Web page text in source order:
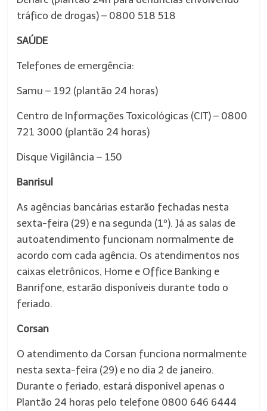
tráfico de drogas) – 0800 518 518
SAÚDE
Telefones de emergência:
Samu – 192 (plantão 24 horas)
Centro de Informações Toxicológicas (CIT) – 0800
721 3000 (plantão 24 horas)
Disque Vigilância – 150
Banrisul
As agências bancárias estarão fechadas nesta
sexta-feira (29) e na segunda (1º). Já as salas de
autoatendimento funcionam normalmente de
acordo com cada agência. Os atendimentos nos
caixas eletrônicos, Home e Office Banking e
Banrifone, estarão disponíveis durante todo o
feriado.
Corsan
O atendimento da Corsan funciona normalmente
nesta sexta-feira (29) e no dia 2 de janeiro.
Durante o feriado, estará disponível apenas o
Plantão 24 horas pelo telefone 0800 646 6444